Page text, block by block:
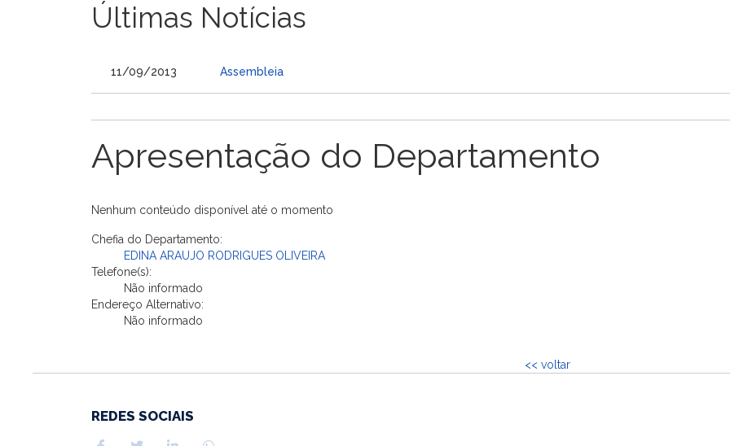
Últimas Notícias
11/09/2013 Assembleia
Apresentação do Departamento
Nenhum conteúdo disponível até o momento
Chefia do Departamento:
EDINA ARAUJO RODRIGUES OLIVEIRA
Telefone(s):
Não informado
Endereço Alternativo:
Não informado
<< voltar
REDES SOCIAIS